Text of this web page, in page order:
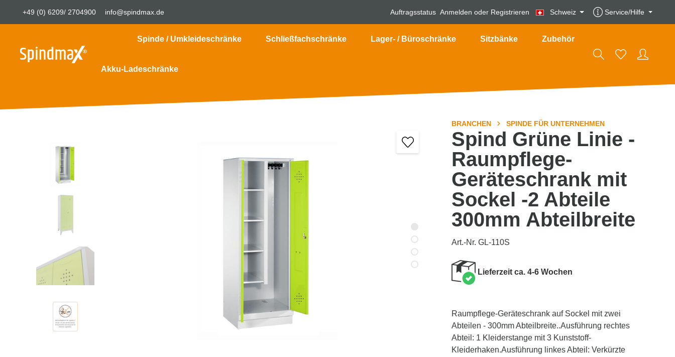
+49 (0) 6209/ 2704900 info@spindmax.de Auftragsstatus Anmelden oder Registrieren Schweiz Service/Hilfe
Spinde / Umkleideschränke Schließfachschränke Lager- / Büroschränke Sitzbänke Zubehör
Akku-Ladeschränke
BRANCHEN SPINDE FÜR UNTERNEHMEN
Spind Grüne Linie -
Raumpflege-
Geräteschrank mit
Sockel -2 Abteile
300mm Abteilbreite
Art.-Nr. GL-110S
Lieferzeit ca. 4-6 Wochen
Raumpflege-Geräteschrank auf Sockel mit zwei
Abteilen - 300mm Abteilbreite..Ausführung rechtes
Abteil: 1 Kleiderstange mit 3 Kunststoff-
Kleiderhaken.Ausführung linkes Abteil: Verkürzte